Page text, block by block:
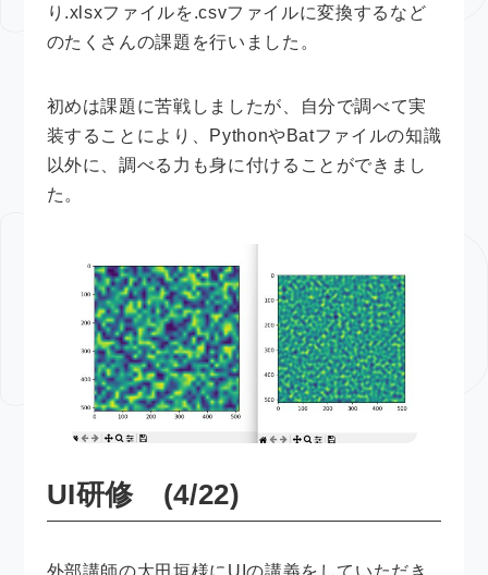
り.xlsxファイルを.csvファイルに変換するなど
のたくさんの課題を行いました。
初めは課題に苦戦しましたが、自分で調べて実
装することにより、PythonやBatファイルの知識
以外に、調べる力も身に付けることができまし
た。
UI研修 (4/22)